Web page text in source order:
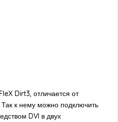
Dirt3, отличается от
к нему можно подключить
DVI в двух